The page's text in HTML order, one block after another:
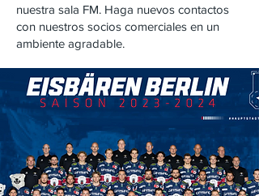
nuestra sala FM. Haga nuevos contactos
con nuestros socios comerciales en un
ambiente agradable.